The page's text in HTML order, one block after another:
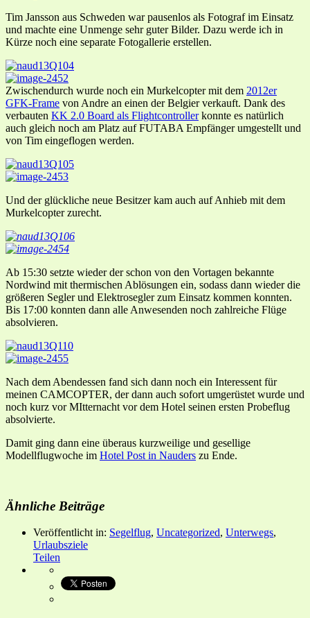
Tim Jansson aus Schweden war pausenlos als Fotograf im Einsatz
und machte eine Unmenge sehr guter Bilder. Dazu werde ich in
Kürze noch eine separate Fotogallerie erstellen.
Zwischendurch wurde noch ein Murkelcopter mit dem 2012er
GFK-Frame von Andre an einen der Belgier verkauft. Dank des
verbauten KK 2.0 Board als Flightcontrollerkonnte es natürlich
auch gleich noch am Platz auf FUTABA Empfänger umgestellt und
von Tim eingeflogen werden.
Und der glückliche neue Besitzer kam auch auf Anhieb mit dem
Murkelcopter zurecht.
Ab 15:30 setzte wieder der schon von den Vortagen bekannte
Nordwind mit thermischen Ablösungen ein, sodass dann wieder die
größeren Segler und Elektrosegler zum Einsatz kommen konnten.
Bis 17:00 konnten dann alle Anwesenden noch zahlreiche Flüge
absolvieren.
Nach dem Abendessen fand sich dann noch ein Interessent für
meinen CAMCOPTER, der dann auch sofort umgerüstet wurde und
noch kurz vor MItternacht vor dem Hotel seinen ersten Probeflug
absolvierte.
Damit ging dann eine überaus kurzweilige und gesellige
Modellflugwoche im Hotel Post in Nauders zu Ende.
Ähnliche Beiträge
Veröffentlicht in: Segelflug, Uncategorized, Unterwegs,
Urlaubsziele
Teilen